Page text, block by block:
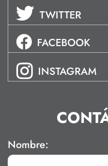
TWITTER
FACEBOOK
INSTAGRAM
Nombre: